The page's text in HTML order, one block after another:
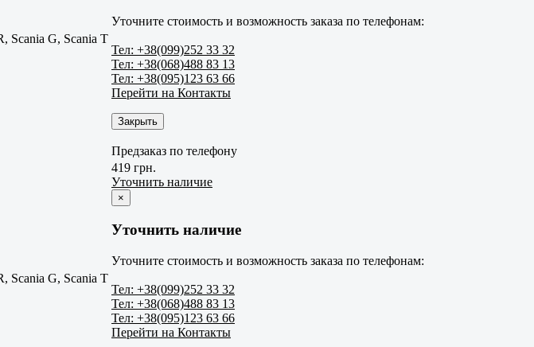
Scania G, Scania T
Уточните стоимость и возможность заказа по телефонам:
Тел: +38(099)252 33 32
Тел: +38(068)488 83 13
Тел: +38(095)123 63 66
Перейти на Контакты
Закрыть
Предзаказ по телефону
Scania G, Scania T
419 грн.
Уточнить наличие
×
Уточнить наличие
Уточните стоимость и возможность заказа по телефонам:
Тел: +38(099)252 33 32
Тел: +38(068)488 83 13
Тел: +38(095)123 63 66
Перейти на Контакты